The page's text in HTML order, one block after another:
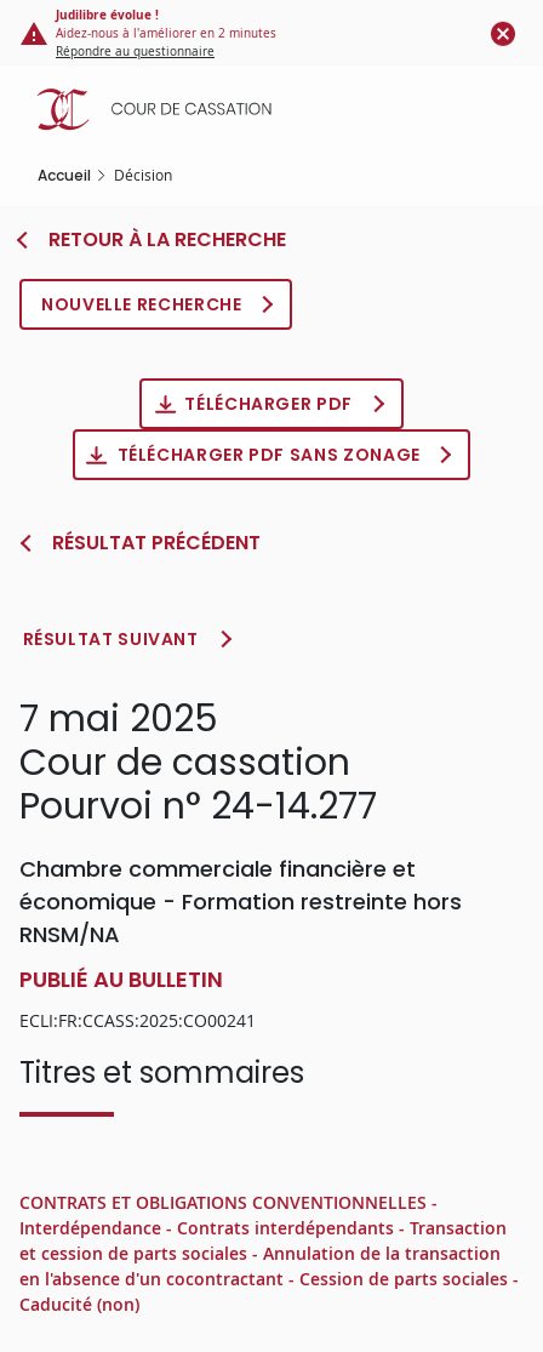
Panneau de gestion des cookies
contenu
principal
Judilibre évolue !
Aidez-nous à l'améliorer en 2 minutes
Répondre au questionnaire
Accueil Décision
RETOUR À LA RECHERCHE
NOUVELLE RECHERCHE
TÉLÉCHARGER PDF
TÉLÉCHARGER PDF SANS ZONAGE
RÉSULTAT PRÉCÉDENT
RÉSULTAT SUIVANT
7 mai 2025
Cour de cassation
Pourvoi n° 24-14.277
Chambre commerciale financière et
économique - Formation restreinte hors
RNSM/NA
PUBLIÉ AU BULLETIN
ECLI:FR:CCASS:2025:CO00241
Titres et sommaires
CONTRATS ET OBLIGATIONS CONVENTIONNELLES -
Interdépendance - Contrats interdépendants - Transaction
et cession de parts sociales - Annulation de la transaction
en l'absence d'un cocontractant - Cession de parts sociales -
Caducité (non)